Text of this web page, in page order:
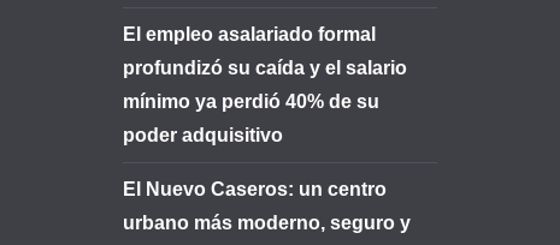
El empleo asalariado formal
profundizó su caída y el salario
mínimo ya perdió 40% de su
poder adquisitivo
El Nuevo Caseros: un centro
urbano más moderno, seguro y